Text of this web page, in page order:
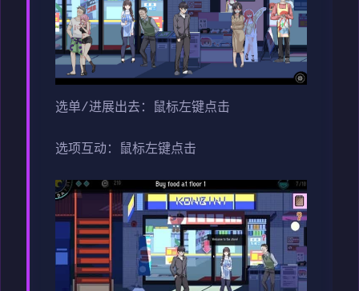
选单/进展出去：鼠标左键点击
选项互动：鼠标左键点击